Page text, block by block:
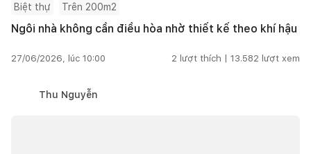
Biệt thự Trên 200m2
Ngôi nhà không cần điều hòa nhờ thiết kế theo khí hậu
27/06/2026, lúc 10:00 2 lượt thích | 13.582 lượt xem
Thu Nguyễn